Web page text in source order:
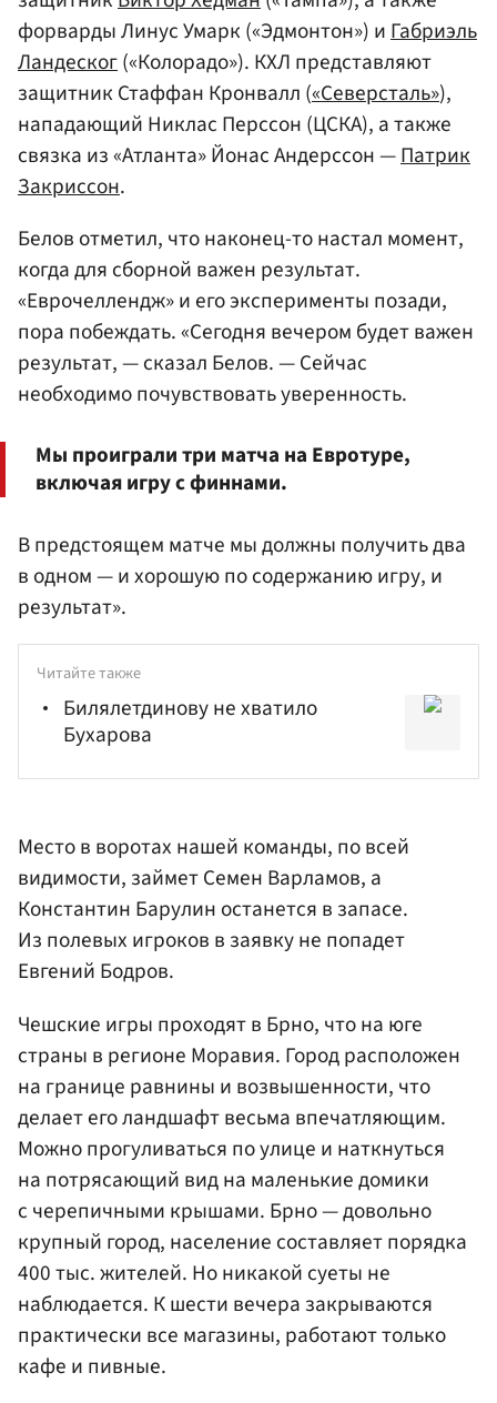
форварды Линус Умарк («Эдмонтон») иГабриэль
Ландеског(«Колорадо»). КХЛ представляют
защитник Стаффан Кронвалл («Северсталь»),
нападающий Никлас Перссон (ЦСКА), а также
связка из «Атланта» Йонас Андерссон —Патрик
Закриссон.
Белов отметил, что наконец-то настал момент,
когда для сборной важен результат.
«Еврочеллендж» и его эксперименты позади,
пора побеждать. «Сегодня вечером будет важен
результат, — сказал Белов. — Сейчас
необходимо почувствовать уверенность.
Мы проиграли три матча на Евротуре,
включая игру с финнами.
В предстоящем матче мы должны получить два
в одном — и хорошую по содержанию игру, и
результат».
Читайте также
Билялетдинову не хватило
Бухарова
Место в воротах нашей команды, по всей
видимости, займетСемен Варламов, а
Константин Барулин останется в запасе.
Из полевых игроков в заявку не попадет
Евгений Бодров.
Чешские игры проходят в Брно, что на юге
страны в регионе Моравия. Город расположен
на границе равнины и возвышенности, что
делает его ландшафт весьма впечатляющим.
Можно прогуливаться по улице и наткнуться
на потрясающий вид на маленькие домики
с черепичными крышами. Брно — довольно
крупный город, население составляет порядка
400 тыс. жителей. Но никакой суеты не
наблюдается. К шести вечера закрываются
практически все магазины, работают только
кафе и пивные.